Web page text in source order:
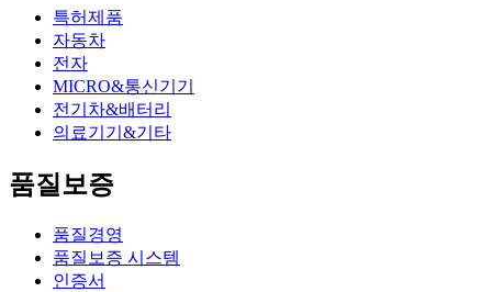
특허제품
자동차
전자
MICRO&통신기기
전기차&배터리
의료기기&기타
품질보증
품질경영
품질보증 시스템
인증서